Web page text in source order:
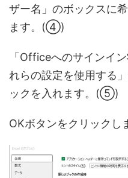
ザー名」のボックスに
ます。(④)
「Officeへのサインイ
れらの設定を使用する
ックを入れます。(⑤)
OKボタンをクリック